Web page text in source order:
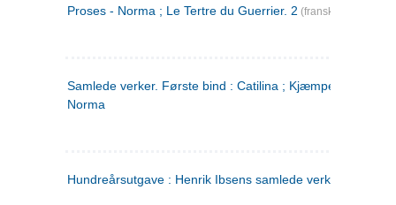
Proses - Norma ; Le Tertre du Guerrier. 2 (fransk)
Samlede verker. Første bind : Catilina ; Kjæmpehøien ;
Norma
Hundreårsutgave : Henrik Ibsens samlede verker. 1